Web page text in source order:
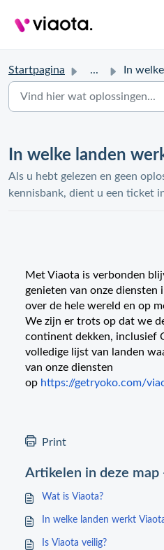
Startpagina ... In welke
In welke landen
Als u hebt gelezen en geen
kennisbank, dient u een ticket
Met Viaota is verbonden
genieten van onze diensten
over de hele wereld en op
We zijn er trots op dat we
continent dekken, inclusief
volledige lijst van landen
van onze diensten
op https://getryoko.com/
Print
Artikelen in deze map
Wat is Viaota?
In welke landen werkt
Is Viaota veilig?